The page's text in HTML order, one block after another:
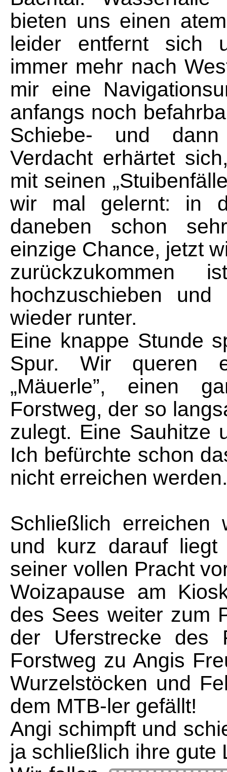
bieten uns einen
leider entfernt sich
immer mehr nach
mir eine
anfangs noch
Schiebe- und
Verdacht erhärtet
mit seinen
wir mal gelernt: in
daneben schon
einzige Chance, jetzt
zurückzukommen
hochzuschieben und
wieder runter.
Eine knappe Stunde
Spur. Wir queren
„Mäuerle”, einen
Forstweg, der so
zulegt. Eine Sauhitze
Ich befürchte schon
nicht erreichen werden.
Schließlich erreichen
und kurz darauf liegt
seiner vollen Pracht
Woizapause am
des Sees weiter zum
der Uferstrecke des
Forstweg zu Angis
Wurzelstöcken und
dem MTB-ler gefällt!
Angi schimpft und
ja schließlich ihre gute